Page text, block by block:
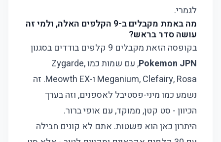
לגמרי.
מה באמת מקבלים ב-9 הקלפים האלה, ולמי זה
עושה סדר בראש?
בקופסה הזאת מקבלים 9 קלפים בודדים בסגנון
Pokemon JPN
, עם שמות כמו Zygarde,
Meganium, Clefairy, Rosa ו-Meowth EX. זה
נשמע כמו מיני-פסטיבל לאספנים, וזה בערך
הכיוון - סט קטן, ממוקד, עם אופי ברור.
היתרון כאן הוא פשטות. אתם לא קונים חבילה